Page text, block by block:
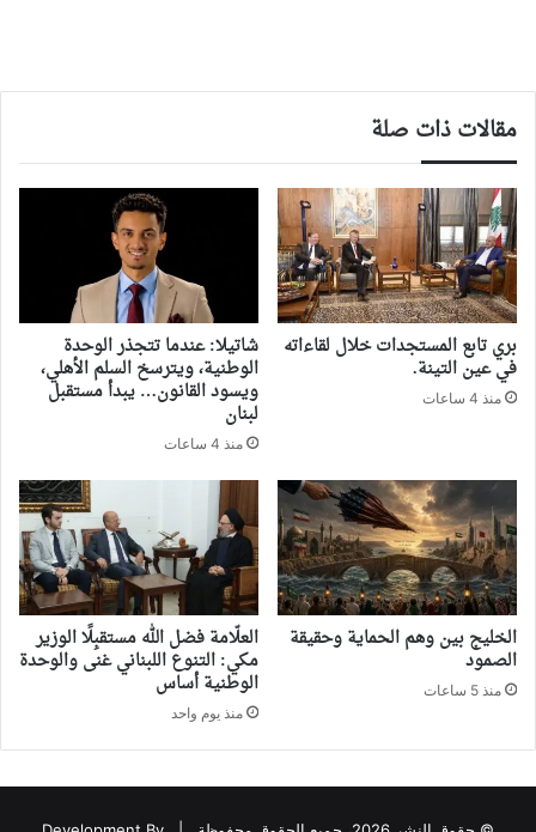
مقالات ذات صلة
بري تابع المستجدات خلال لقاءاته
في عين التينة.
منذ 4 ساعات
شاتيلا: عندما تتجذر الوحدة
الوطنية، ويترسخ السلم الأهلي،
ويسود القانون… يبدأ مستقبل
لبنان
منذ 4 ساعات
‏الخليج بين وهم الحماية وحقيقة
الصمود
منذ 5 ساعات
العلّامة فضل الله مستقبِلًا الوزير
مكي: التنوع اللبناني غنى والوحدة
الوطنية أساس
منذ يوم واحد